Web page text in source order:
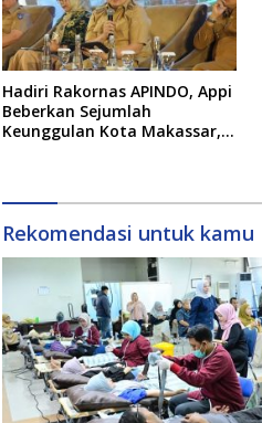
Hadiri Rakornas APINDO, Appi
Beberkan Sejumlah
Keunggulan Kota Makassar,
Rekomendasi untuk kamu